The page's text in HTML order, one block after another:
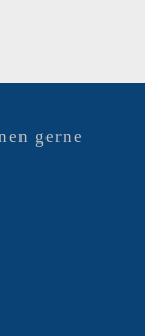
gerne